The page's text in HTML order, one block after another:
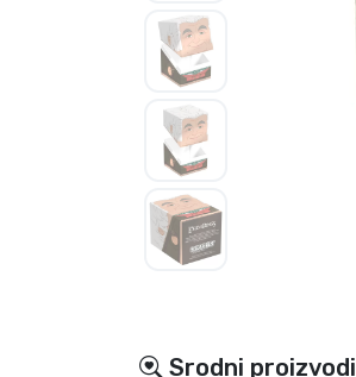
Srodni proizvodi
TV serija proizvodi
Film proizvodi
Crtani proizvodi
Anime proizvodi